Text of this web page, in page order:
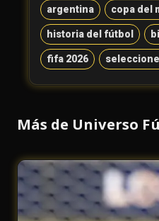
argentina copa del
historia del fútbol
fifa 2026
Más de Universo